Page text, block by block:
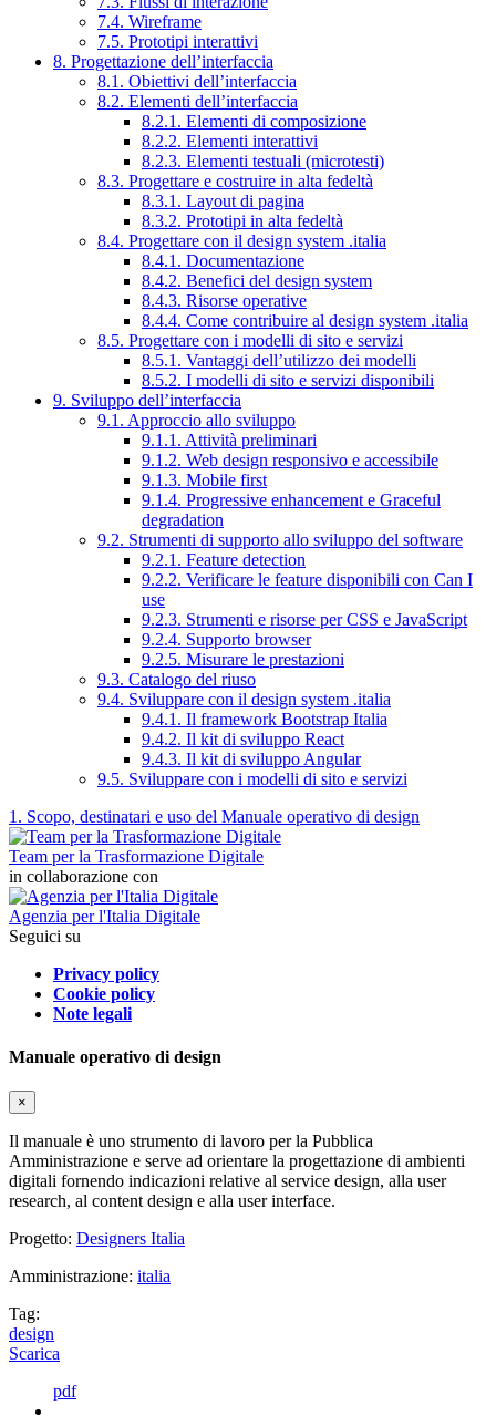
7.4. Wireframe
7.5. Prototipi interattivi
8. Progettazione dell’interfaccia
8.1. Obiettivi dell’interfaccia
8.2. Elementi dell’interfaccia
8.2.1. Elementi di composizione
8.2.2. Elementi interattivi
8.2.3. Elementi testuali (microtesti)
8.3. Progettare e costruire in alta fedeltà
8.3.1. Layout di pagina
8.3.2. Prototipi in alta fedeltà
8.4. Progettare con il design system .italia
8.4.1. Documentazione
8.4.2. Benefici del design system
8.4.3. Risorse operative
8.4.4. Come contribuire al design system .italia
8.5. Progettare con i modelli di sito e servizi
8.5.1. Vantaggi dell’utilizzo dei modelli
8.5.2. I modelli di sito e servizi disponibili
9. Sviluppo dell’interfaccia
9.1. Approccio allo sviluppo
9.1.1. Attività preliminari
9.1.2. Web design responsivo e accessibile
9.1.3. Mobile first
9.1.4. Progressive enhancement e Graceful
degradation
9.2. Strumenti di supporto allo sviluppo del software
9.2.1. Feature detection
9.2.2. Verificare le feature disponibili con Can I
use
9.2.3. Strumenti e risorse per CSS e JavaScript
9.2.4. Supporto browser
9.2.5. Misurare le prestazioni
9.3. Catalogo del riuso
9.4. Sviluppare con il design system .italia
9.4.1. Il framework Bootstrap Italia
9.4.2. Il kit di sviluppo React
9.4.3. Il kit di sviluppo Angular
9.5. Sviluppare con i modelli di sito e servizi
1. Scopo, destinatari e uso del Manuale operativo di design
Team per la Trasformazione Digitale
in collaborazione con
Agenzia per l'Italia Digitale
Seguici su
Privacy policy
Cookie policy
Note legali
Manuale operativo di design
×
Il manuale è uno strumento di lavoro per la Pubblica
Amministrazione e serve ad orientare la progettazione di ambienti
digitali fornendo indicazioni relative al service design, alla user
research, al content design e alla user interface.
Progetto: Designers Italia
Amministrazione: italia
Tag:
design
Scarica
pdf